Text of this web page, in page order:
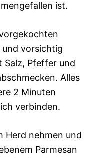
ist.
und vorsichtig
Salz, Pfeffer und
Alles
2 Minuten
verbinden.
Herd nehmen und
Parmesan